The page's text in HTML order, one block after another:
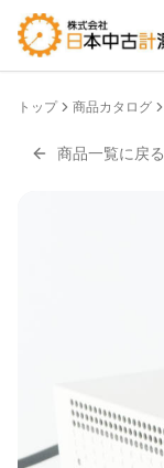
トップ 商品カタログ
商品一覧に戻る